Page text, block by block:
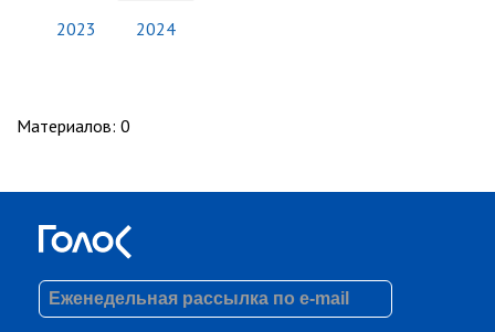
2023 2024
Материалов: 0